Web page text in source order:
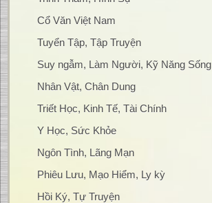
Cổ Văn Việt Nam
Tuyển Tập, Tập Truyện
Suy ngẫm, Làm Người, Kỹ Năng Sống
Nhân Vật, Chân Dung
Triết Học, Kinh Tế, Tài Chính
Y Học, Sức Khỏe
Ngôn Tình, Lãng Mạn
Phiêu Lưu, Mạo Hiểm, Ly kỳ
Hồi Ký, Tự Truyện